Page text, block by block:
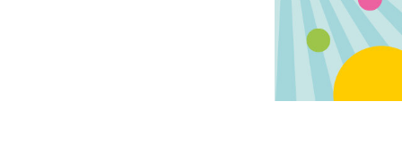
09:00 — 21:00
08:00 — 21:00